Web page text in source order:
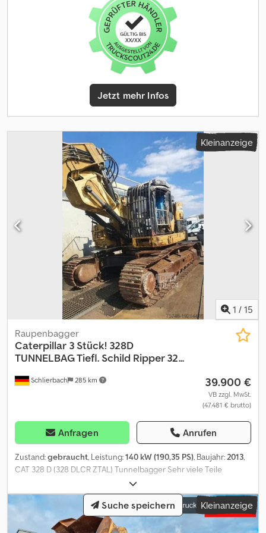
mm bucket. It also features a 360 camera, rear view camera, air
conditioning, and AdBlue. • Model: CAT 320GC • Year: 2019 • Hours:
7.137 • Engine: C4.4 • CE certified • EPA: 2019 • AdBlue • Pads: 700
mm • Quick coupler: CV • Piped • Auxiliary piping • 360 camera •
Rear view camera • Air conditioning • Bucket width: 1500 mm
Interested in this CAT 320GC? Contact BIG Machinery for more
information, inspection details or a quotation. We deliver
worldwide and can arrange complete export documentation and
transport from our headquarters in the Netherlands. Why Choose
of experience in the trade of new and used machines. With our
headquarters in the Netherlands, a dedicated and cohesive team,
and extensive expertise in sea transport, we ensure reliable and
fast delivery worldwide. We stand out with our competitive
market prices, carefully selected machine quality, and the
assurance of a long-term partnership. With our own transport
services, we provide seamless and efficient service from start to
finish. Choose BIG Machinery as your trusted partner and
discover why we are the preferred choice for customers
worldwide. Quality, speed, and reliability – Buy BIG! = Weitere
Informationen = AdBlue-System: Ja Leergewicht: 21.200 kg Höhe:
325 cm CE-Kennzeichnung: ja Seriennummer:
CAT00320TKTN20082
Jetzt mehr Infos
Kleinanzeige
1 / 15
Schlierbach 285 km
Raupenbagger
Caterpillar 3 Stück! 328D
TUNNELBAG Tiefl. Schild Ripper 32...
39.900 €
VB zzgl. MwSt.
(47.481 € brutto)
Anfragen Anrufen
Zustand:gebraucht, Leistung:140 kW (190,35 PS), Baujahr:2013,
CAT 328 D (328 DLCR ZTAL) Tunnelbagger Sehr viele Teile
zusätzlich gegen Aufpreis erhältlich, z. B. ein kompletter Oberbau
etc.!! • Leistung: 140 kW (190 PS) • Knick-/ Verstellausleger für
Tunnelarbeiten • Schnellwechseleinrichtung • Schildabstützung •
Klima • Kurzheckversion • 11.600 Bh. • 600 mm Kettenbreite •
Kleinanzeige
Suche speichern